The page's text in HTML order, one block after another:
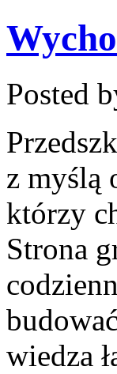
Posted
z myślą
którzy
Strona
wiedza